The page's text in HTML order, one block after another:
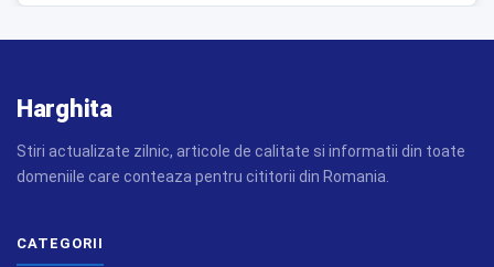
Harghita
Stiri actualizate zilnic, articole de calitate si informatii din toate
domeniile care conteaza pentru cititorii din Romania.
CATEGORII